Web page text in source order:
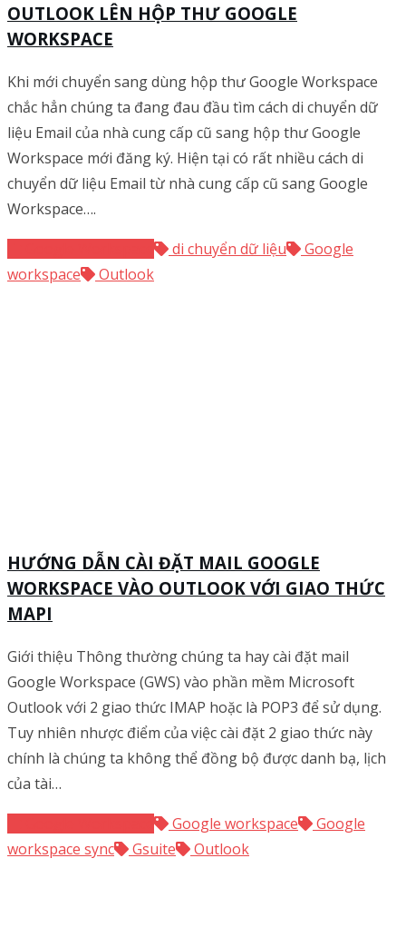
OUTLOOK LÊN HỘP THƯ GOOGLE
WORKSPACE
Khi mới chuyển sang dùng hộp thư Google Workspace
chắc hẳn chúng ta đang đau đầu tìm cách di chuyển dữ
liệu Email của nhà cung cấp cũ sang hộp thư Google
Workspace mới đăng ký. Hiện tại có rất nhiều cách di
chuyển dữ liệu Email từ nhà cung cấp cũ sang Google
Workspace….
di chuyển dữ liệu
Google
workspace
Outlook
HƯỚNG DẪN CÀI ĐẶT MAIL GOOGLE
WORKSPACE VÀO OUTLOOK VỚI GIAO THỨC
MAPI
Giới thiệu Thông thường chúng ta hay cài đặt mail
Google Workspace (GWS) vào phần mềm Microsoft
Outlook với 2 giao thức IMAP hoặc là POP3 để sử dụng.
Tuy nhiên nhược điểm của việc cài đặt 2 giao thức này
chính là chúng ta không thể đồng bộ được danh bạ, lịch
của tài…
Google workspace
Google
workspace sync
Gsuite Outlook